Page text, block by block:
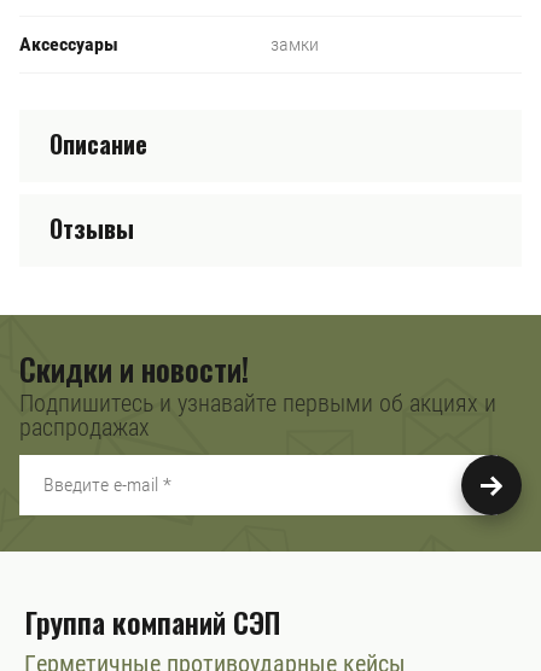
Аксессуары замки
Описание
Отзывы
Скидки и новости!
Подпишитесь и узнавайте первыми об акциях и
распродажах
Группа компаний СЭП
Герметичные противоударные кейсы